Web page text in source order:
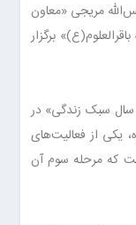
مریجی «معاون
برگزار
سال سبک زندگی» در
یکی از فعالیت‌های
که مرحله سوم آن